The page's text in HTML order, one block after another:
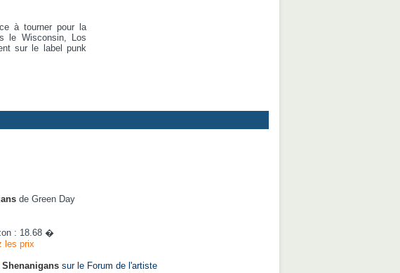
à tourner pour la
le Wisconsin, Los
sur le label punk
de Green Day
: 18.68 �
les prix
Shenanigans sur le Forum de l'artiste